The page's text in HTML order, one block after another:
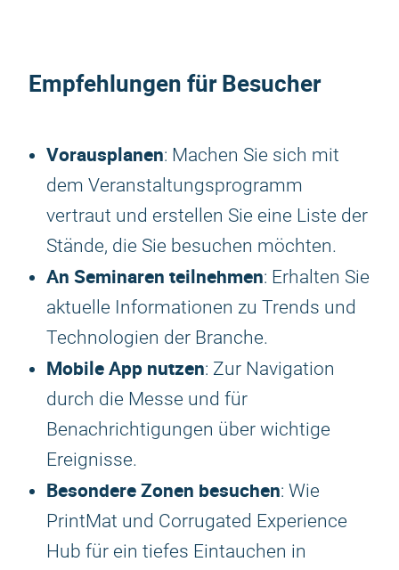
Empfehlungen für Besucher
Vorausplanen: Machen Sie sich mit
dem Veranstaltungsprogramm
vertraut und erstellen Sie eine Liste der
Stände, die Sie besuchen möchten.
An Seminaren teilnehmen: Erhalten Sie
aktuelle Informationen zu Trends und
Technologien der Branche.
Mobile App nutzen: Zur Navigation
durch die Messe und für
Benachrichtigungen über wichtige
Ereignisse.
Besondere Zonen besuchen: Wie
PrintMat und Corrugated Experience
Hub für ein tiefes Eintauchen in